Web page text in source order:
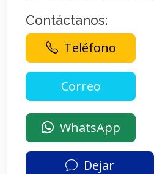
Contáctanos:
Teléfono
WhatsApp
Dejar